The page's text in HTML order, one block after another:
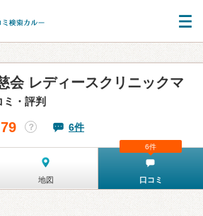
会 レディースクリニックマ
ミ・評判
？ 6件
地図 口コミ
6件